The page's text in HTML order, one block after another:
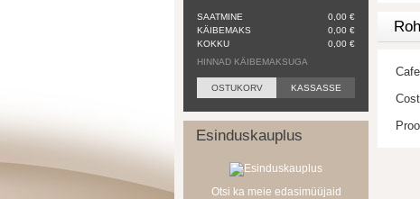
SAATMINE
0,00 €
KÄIBEMAKS
0,00 €
KOKKU
0,00 €
HINNAD KÄIBEMAKSUGA
OSTUKORV KASSASSE
Esinduskauplus
Otsi ka meie edasimüüjaid